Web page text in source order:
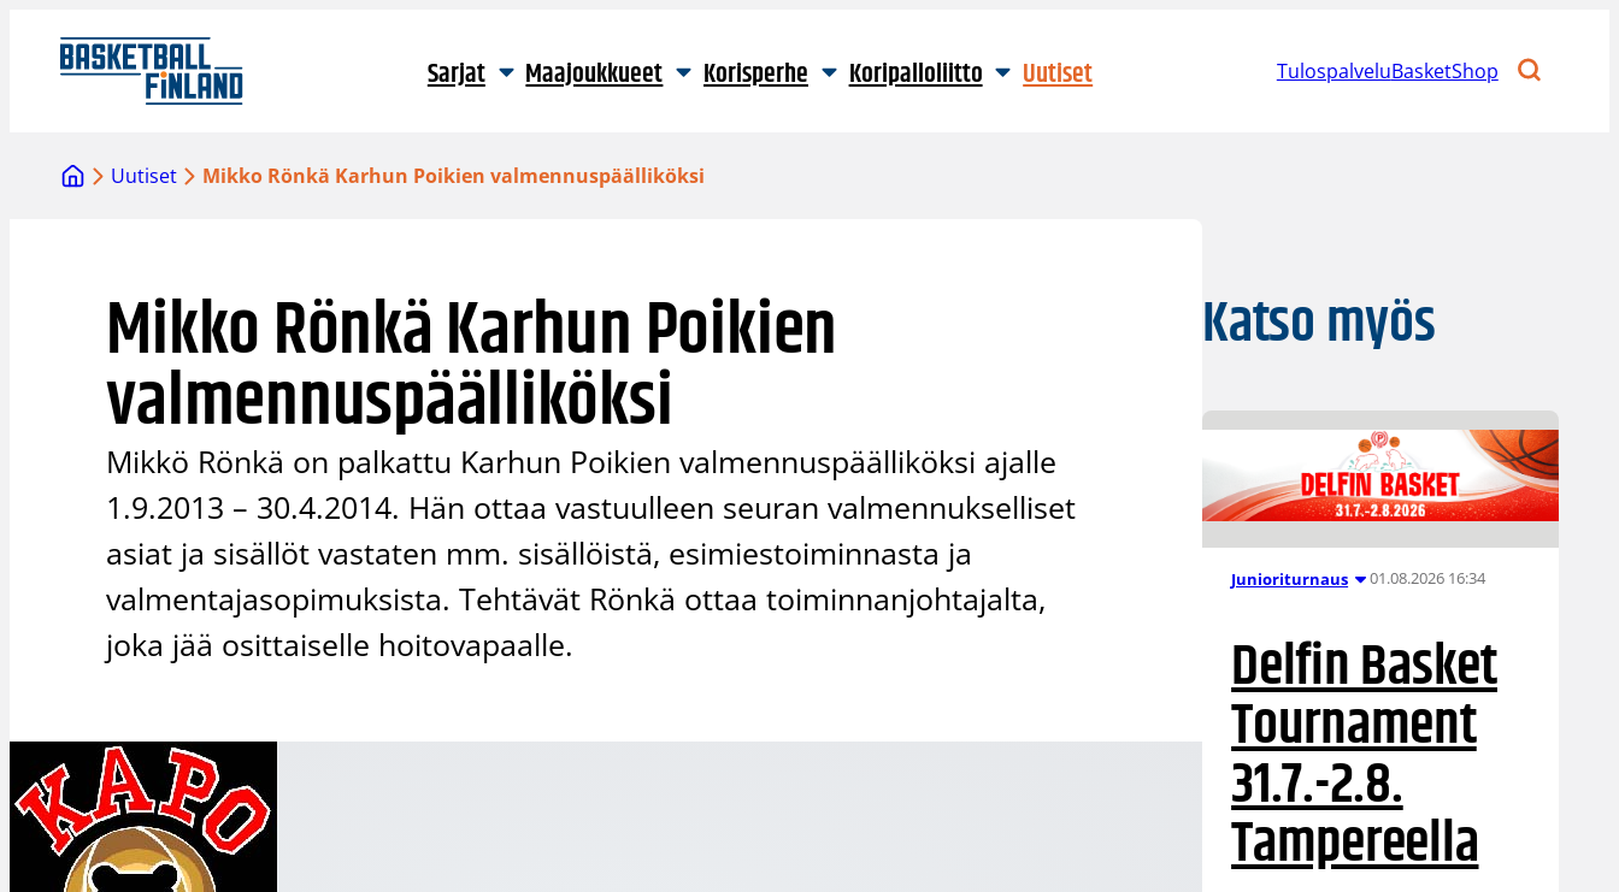
sisältöön
Sarjat Maajoukkueet Korisperhe Koripalloliitto Uutiset TulospalveluBasketShop
Uutiset Mikko Rönkä Karhun Poikien valmennuspäälliköksi
Mikko Rönkä Karhun Poikien
valmennuspäälliköksi
Mikkö Rönkä on palkattu Karhun Poikien valmennuspäälliköksi ajalle
1.9.2013 – 30.4.2014. Hän ottaa vastuulleen seuran valmennukselliset
asiat ja sisällöt vastaten mm. sisällöistä, esimiestoiminnasta ja
valmentajasopimuksista. Tehtävät Rönkä ottaa toiminnanjohtajalta,
joka jää osittaiselle hoitovapaalle.
Katso myös
Junioriturnaus 01.08.2026 16:34
Delfin Basket
Tournament
31.7.-2.8.
Tampereella